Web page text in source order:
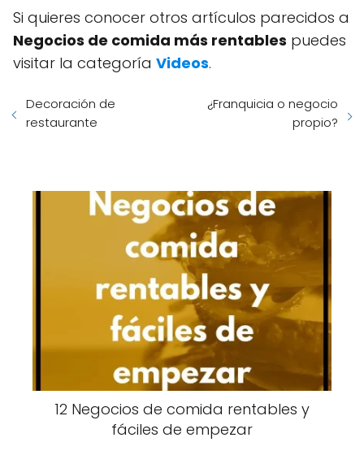
Si quieres conocer otros artículos parecidos a
Negocios de comida más rentables puedes
visitar la categoría Videos.
Decoración de
restaurante
¿Franquicia o negocio
propio?
12 Negocios de comida rentables y
fáciles de empezar